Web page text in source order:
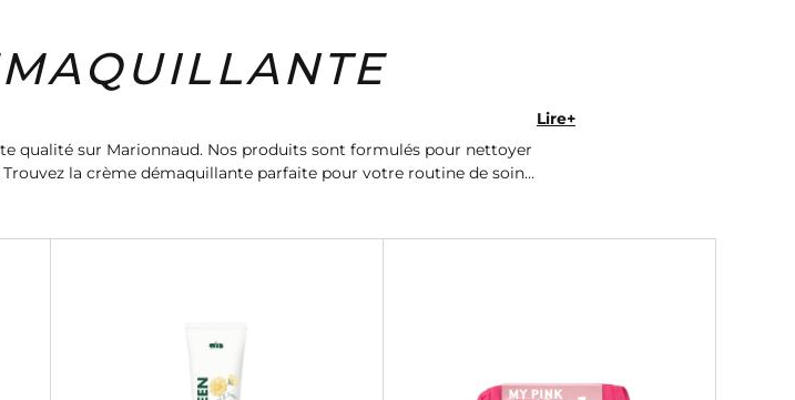
qualité sur Marionnaud. Nos produits sont formulés pour nettoyer
la crème démaquillante parfaite pour votre routine de soins
Lire+